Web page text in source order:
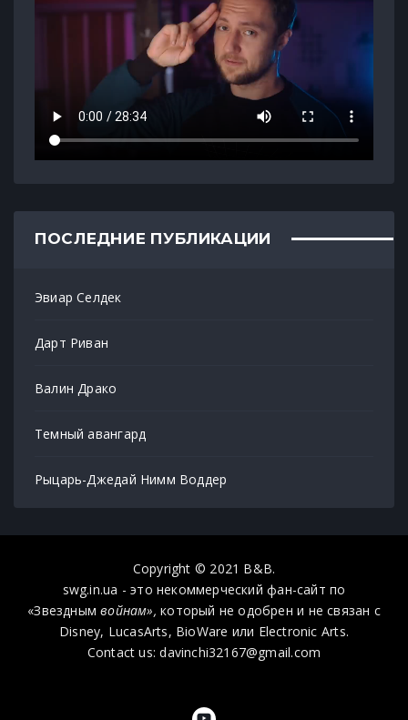
ПОСЛЕДНИЕ ПУБЛИКАЦИИ
Эвиар Селдек
Дарт Риван
Валин Драко
Темный авангард
Рыцарь-Джедай Нимм Воддер
Copyright © 2021 B&B.
swg.in.ua - это некоммерческий фан-сайт по
«Звезднымвойнам», который не одобрен и не связан с
Disney, LucasArts, BioWare или Electronic Arts.
Contact us: davinchi32167@gmail.com